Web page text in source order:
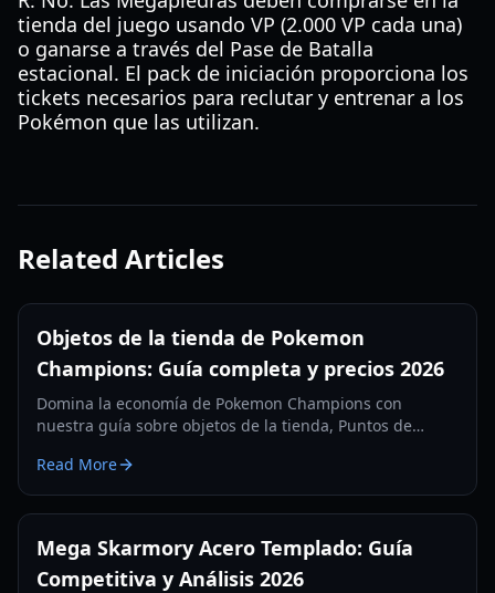
tienda del juego usando VP (2.000 VP cada una)
o ganarse a través del Pase de Batalla
estacional. El pack de iniciación proporciona los
tickets necesarios para reclutar y entrenar a los
Pokémon que las utilizan.
Related Articles
Objetos de la tienda de Pokemon
Champions: Guía completa y precios 2026
Domina la economía de Pokemon Champions con
nuestra guía sobre objetos de la tienda, Puntos de
Actualizado para 2026.
Read More
Mega Skarmory Acero Templado: Guía
Competitiva y Análisis 2026